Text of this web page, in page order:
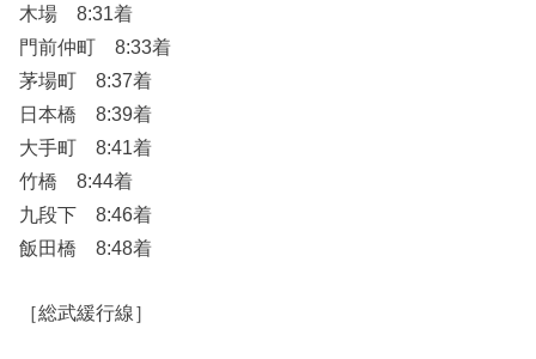
木場 8:31着
門前仲町 8:33着
茅場町 8:37着
日本橋 8:39着
大手町 8:41着
竹橋 8:44着
九段下 8:46着
飯田橋 8:48着
［総武緩行線］